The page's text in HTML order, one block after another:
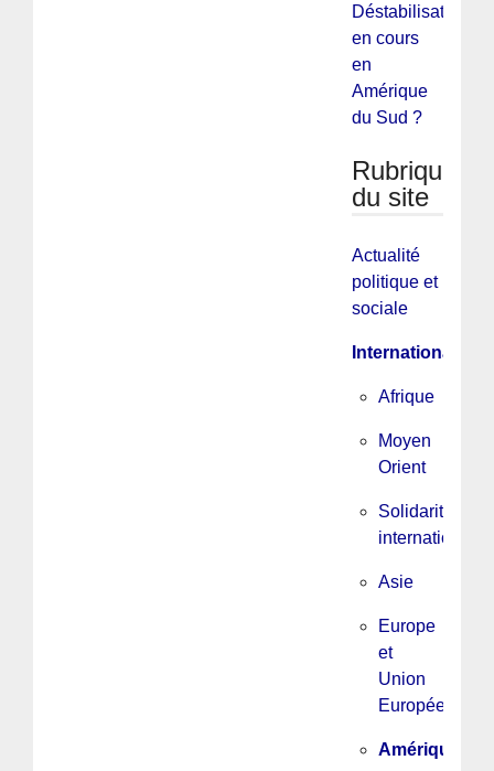
Déstabilisation
en cours
en
Amérique
du Sud ?
Rubriques
du site
Actualité
politique et
sociale
International
Afrique
Moyen
Orient
Solidarité
internationale
Asie
Europe
et
Union
Européenne
Amérique